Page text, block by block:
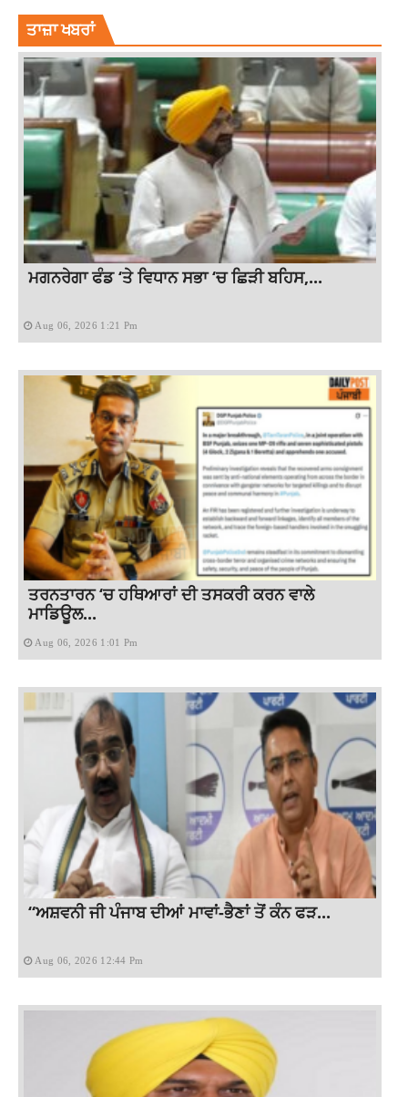
ਤਾਜ਼ਾ ਖਬਰਾਂ
ਮਗਨਰੇਗਾ ਫੰਡ ‘ਤੇ ਵਿਧਾਨ ਸਭਾ ‘ਚ ਛਿੜੀ ਬਹਿਸ,...
Aug 06, 2026 1:21 Pm
ਤਰਨਤਾਰਨ ‘ਚ ਹਥਿਆਰਾਂ ਦੀ ਤਸਕਰੀ ਕਰਨ ਵਾਲੇ
ਮਾਡਿਊਲ...
Aug 06, 2026 1:01 Pm
“ਅਸ਼ਵਨੀ ਜੀ ਪੰਜਾਬ ਦੀਆਂ ਮਾਵਾਂ-ਭੈਣਾਂ ਤੋਂ ਕੰਨ ਫੜ...
Aug 06, 2026 12:44 Pm